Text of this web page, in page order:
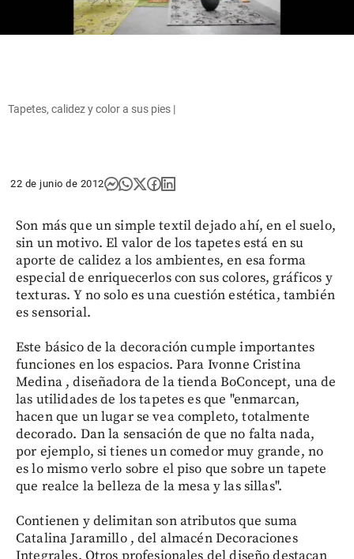
Tapetes, calidez y color a sus pies |
22 de junio de 2012
Son más que un simple textil dejado ahí, en el suelo,
sin un motivo. El valor de los tapetes está en su
aporte de calidez a los ambientes, en esa forma
especial de enriquecerlos con sus colores, gráficos y
texturas. Y no solo es una cuestión estética, también
es sensorial.
Este básico de la decoración cumple importantes
funciones en los espacios. Para Ivonne Cristina
Medina , diseñadora de la tienda BoConcept, una de
las utilidades de los tapetes es que "enmarcan,
hacen que un lugar se vea completo, totalmente
decorado. Dan la sensación de que no falta nada,
por ejemplo, si tienes un comedor muy grande, no
es lo mismo verlo sobre el piso que sobre un tapete
que realce la belleza de la mesa y las sillas".
Contienen y delimitan son atributos que suma
Catalina Jaramillo , del almacén Decoraciones
Integrales. Otros profesionales del diseño destacan